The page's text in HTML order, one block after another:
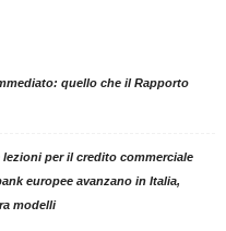
quello che il Rapporto
per il credito commerciale
europee avanzano in Italia,
modelli